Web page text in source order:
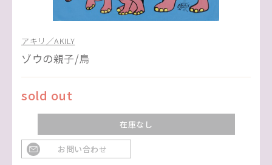
アキリ／AKILY
ゾウの親子/鳥
sold out
在庫なし
お問い合わせ